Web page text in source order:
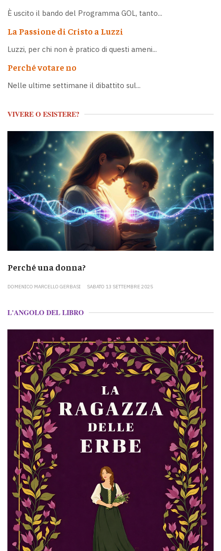
È uscito il bando del Programma GOL, tanto...
La Passione di Cristo a Luzzi
Luzzi, per chi non è pratico di questi ameni...
Perché votare no
Nelle ultime settimane il dibattito sul...
VIVERE O ESISTERE?
Perché una donna?
DOMENICO MARCELLO GERBASI SABATO 13 SETTEMBRE 2025
L'ANGOLO DEL LIBRO